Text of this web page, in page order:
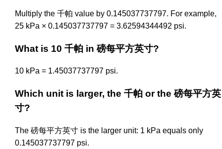
Multiply the 千帕 value by 0.145037737797. For example,
25 kPa × 0.145037737797 = 3.62594344492 psi.
What is 10 千帕 in 磅每平方英寸?
10 kPa = 1.45037737797 psi.
Which unit is larger, the 千帕 or the 磅每平方英
寸?
The 磅每平方英寸 is the larger unit: 1 kPa equals only
0.145037737797 psi.